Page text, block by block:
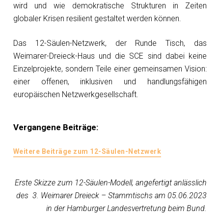
wird und wie demokratische Strukturen in Zeiten
globaler Krisen resilient gestaltet werden können.
Das 12-Säulen-Netzwerk, der Runde Tisch, das
Weimarer-Dreieck-Haus und die SCE sind dabei keine
Einzelprojekte, sondern Teile einer gemeinsamen Vision:
einer offenen, inklusiven und handlungsfähigen
europäischen Netzwerkgesellschaft.
Vergangene Beiträge:
Weitere Beiträge zum 12-Säulen-Netzwerk
Erste Skizze zum 12-Säulen-Modell, angefertigt anlässlich
des 3. Weimarer Dreieck – Stammtischs am 05.06.2023
in der Hamburger Landesvertretung beim Bund.